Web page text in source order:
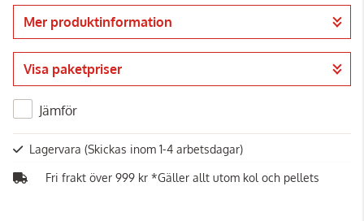
Gå till kassan
Mer produktinformation
Visa paketpriser
Jämför
Lagervara (Skickas inom 1-4 arbetsdagar)
Fri frakt över 999 kr *Gäller allt utom kol och pellets